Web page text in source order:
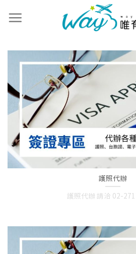
護照代辦
護照代辦 請洽 02-